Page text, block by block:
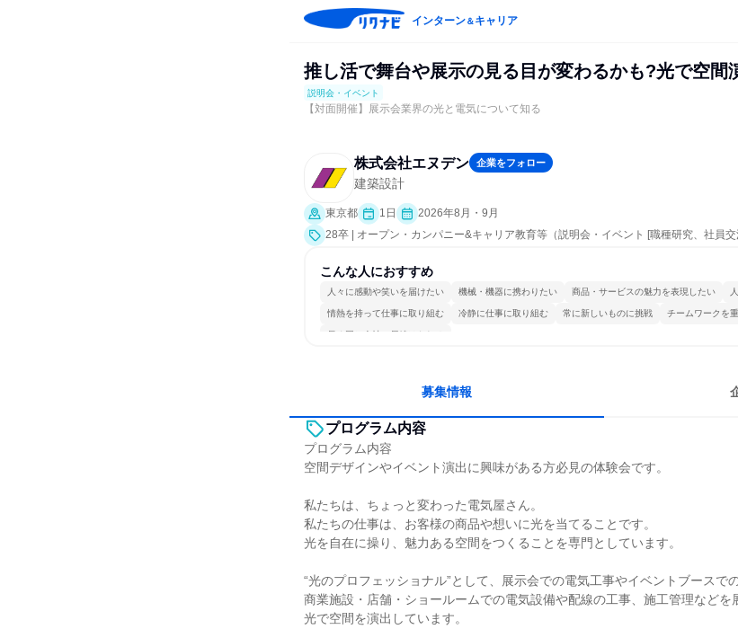
インターン＆キャリア
推し活で舞台や展示の見る目が変わるかも?光で空間
説明会・イベント
【対面開催】展示会業界の光と電気について知る
株式会社エヌデン 企業をフォロー
建築設計
東京都 1日
2026年8月・9月
28卒 | オープン・カンパニー&キャリア教育等（説明会・イベント [職種研究、社員交
こんな人におすすめ
人々に感動や笑いを届けたい 機械・機器に携わりたい 商品・サービスの魅力を表現したい
情熱を持って仕事に取り組む 冷静に仕事に取り組む 常に新しいものに挑戦 チームワークを
長く同じ会社に居続けられる
募集情報
プログラム内容
プログラム内容
空間デザインやイベント演出に興味がある方必見の体験会です。
私たちは、ちょっと変わった電気屋さん。
私たちの仕事は、お客様の商品や想いに光を当てることです。
光を自在に操り、魅力ある空間をつくることを専門としています。
“光のプロフェッショナル”として、展示会での電気工事やイベントブースで
商業施設・店舗・ショールームでの電気設備や配線の工事、施工管理などを
光で空間を演出しています。